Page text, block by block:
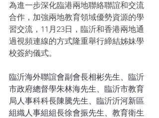
為進一步深化臨港兩地聯絡聯誼和交流
合作，加強兩地教育領域優勢資源的學
習交流，11月23日，臨沂和香港兩地通
過視頻連線的方式隆重舉行締結姊妹學
校簽約儀式。
臨沂海外聯誼會副會長相彬先生、臨沂
市政府總督學朱林海先生、臨沂市教育
局人事科科長陳騰先生、臨沂沂河新區
組織人事組組長徐會振先生、教育衛生